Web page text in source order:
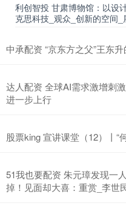
利创智投 甘肃博物馆：以设
克思科技_观众_创新的空间_
中承配资 “京东方之父”王东
达人配资 全球AI需求激增刺
进一步上行
股票king 宣讲课堂（12）丨
51我也要配资 朱元璋发现一
掉！见面却大喜：重赏_李世